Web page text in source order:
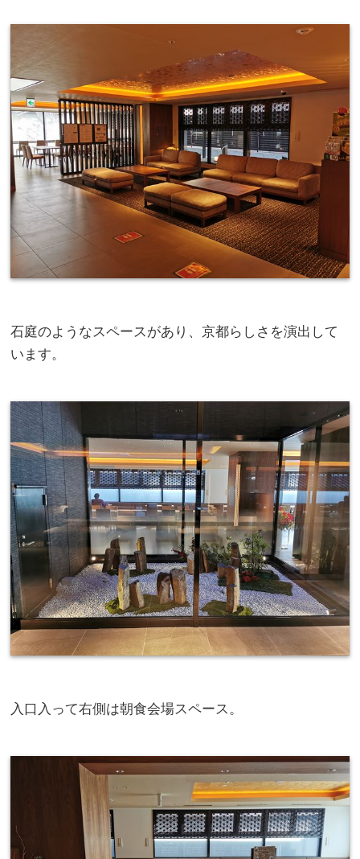
石庭のようなスペースがあり、京都らしさを演出して
います。
入口入って右側は朝食会場スペース。